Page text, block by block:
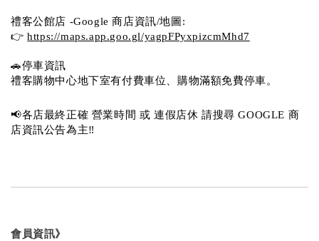
禮客公館店 -Google 商店資訊/地圖:
👉 https://maps.app.goo.gl/yagpFPyxpizcmMhd7
🚗停車資訊
禮客購物中心地下室有付費車位、購物滿額免費停車。
📢各店最終正確 營業時間 或 連假店休 請搜尋 GOOGLE 商
店資訊公告為主‼️
會員資訊》